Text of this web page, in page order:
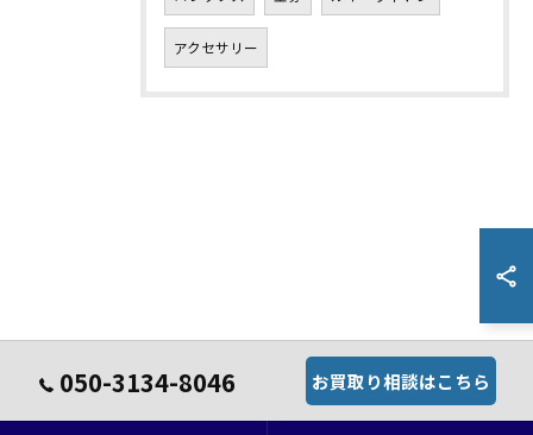
アクセサリー
050-3134-8046 お買取り相談はこちら